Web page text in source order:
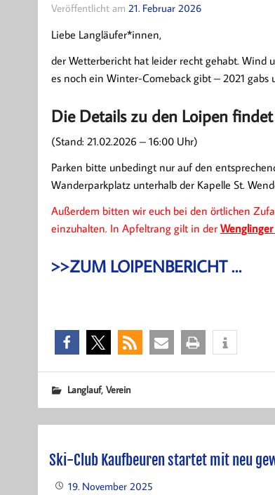
Veröffentlicht am 21. Februar 2026
Liebe Langläufer*innen,
der Wetterbericht hat leider recht gehabt. Wind
es noch ein Winter-Comeback gibt – 2021
Die Details zu den Loipen
(Stand: 21.02.2026 – 16:00 Uhr)
Parken bitte unbedingt nur auf den
Wanderparkplatz unterhalb der Kapelle St.
Außerdem bitten wir euch bei den örtlichen
einzuhalten. In Apfeltrang gilt in der
>>ZUM LOIPENBERICHT …
Langlauf, Verein
Ski-Club Kaufbeuren startet mit neu
19. November 2025